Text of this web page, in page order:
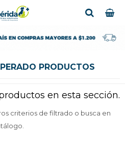
PRODUCTOS
en esta sección.
criterios de filtrado o busca en